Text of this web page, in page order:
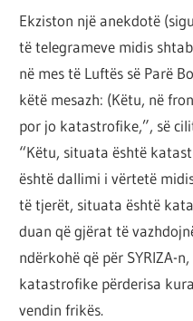
Ekziston një anekdotë
të telegrameve midis
në mes të Luftës së Parë
këtë mesazh: (Këtu, në
por jo katastrofike,”, së
“Këtu, situata është
është dallimi i vërtetë
të tjerët, situata është
duan që gjërat të
ndërkohë që për SYRIZA-
katastrofike përderisa
vendin frikës.